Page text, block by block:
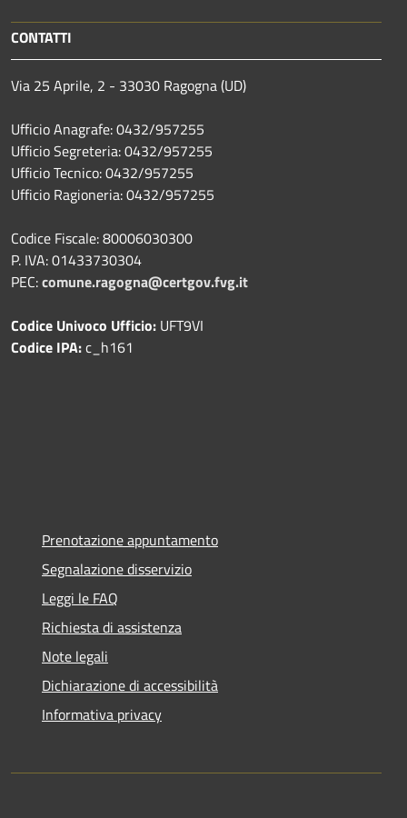
CONTATTI
Via 25 Aprile, 2 - 33030 Ragogna (UD)
Ufficio Anagrafe: 0432/957255
Ufficio Segreteria: 0432/957255
Ufficio Tecnico: 0432/957255
Ufficio Ragioneria: 0432/957255
Codice Fiscale: 80006030300
P. IVA: 01433730304
PEC:comune.ragogna@certgov.fvg.it
Codice Univoco Ufficio: UFT9VI
Codice IPA:c_h161
Prenotazione appuntamento
Segnalazione disservizio
Leggi le FAQ
Richiesta di assistenza
Note legali
Dichiarazione di accessibilità
Informativa privacy